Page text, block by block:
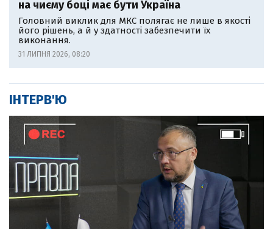
на чиєму боці має бути Україна
Головний виклик для МКС полягає не лише в якості
його рішень, а й у здатності забезпечити їх
виконання.
31 ЛИПНЯ 2026, 08:20
ІНТЕРВ'Ю